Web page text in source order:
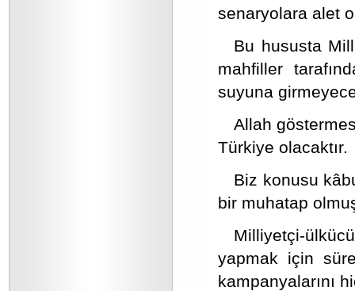
senaryolara alet
Bu hususta
mahfiller
suyuna
Allah
Türkiye olacaktır.
Biz konusu
bir muhatap
Milliyetçi-
yapmak için
kampanyalarını